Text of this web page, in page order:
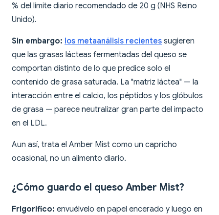
% del límite diario recomendado de 20 g (NHS Reino
Unido).
Sin embargo: los metaanálisis recientes sugieren
que las grasas lácteas fermentadas del queso se
comportan distinto de lo que predice solo el
contenido de grasa saturada. La "matriz láctea" — la
interacción entre el calcio, los péptidos y los glóbulos
de grasa — parece neutralizar gran parte del impacto
en el LDL.
Aun así, trata el Amber Mist como un capricho
ocasional, no un alimento diario.
¿Cómo guardo el queso Amber Mist?
Frigorífico: envuélvelo en papel encerado y luego en